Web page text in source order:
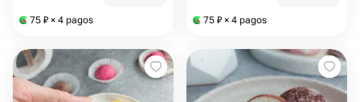
75 ₽ × 4 pagos 75 ₽ × 4 pagos